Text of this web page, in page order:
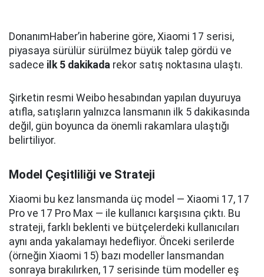
DonanımHaber’in haberine göre, Xiaomi 17 serisi,
piyasaya sürülür sürülmez büyük talep gördü ve
sadece ilk 5 dakikada rekor satış noktasına ulaştı.
Şirketin resmi Weibo hesabından yapılan duyuruya
atıfla, satışların yalnızca lansmanın ilk 5 dakikasında
değil, gün boyunca da önemli rakamlara ulaştığı
belirtiliyor.
Model Çeşitliliği ve Strateji
Xiaomi bu kez lansmanda üç model — Xiaomi 17, 17
Pro ve 17 Pro Max — ile kullanıcı karşısına çıktı. Bu
strateji, farklı beklenti ve bütçelerdeki kullanıcıları
aynı anda yakalamayı hedefliyor. Önceki serilerde
(örneğin Xiaomi 15) bazı modeller lansmandan
sonraya bırakılırken, 17 serisinde tüm modeller eş